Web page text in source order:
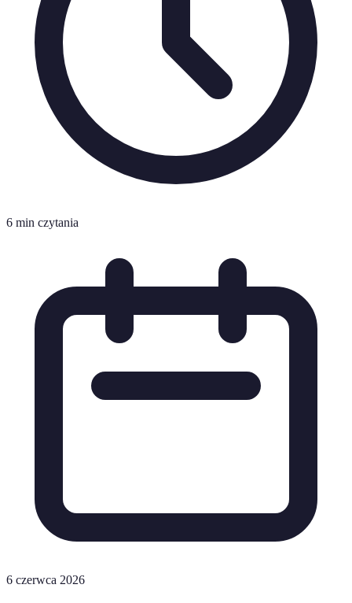
6 min czytania
6 czerwca 2026